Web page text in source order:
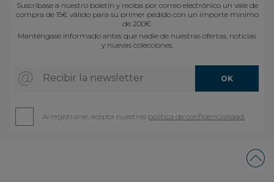
Suscríbase a nuestro boletín y reciba por correo electrónico un vale de
compra de 15€ válido para su primer pedido con un importe mínimo
de 200€.
Manténgase informado antes que nadie de nuestras ofertas, noticias
y nuevas colecciones.
Recibir la newsletter OK
Al registrarse, acepta nuestras política de confidencialidad.